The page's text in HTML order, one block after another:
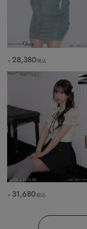
￥ 28,380税込
￥ 31,680税込